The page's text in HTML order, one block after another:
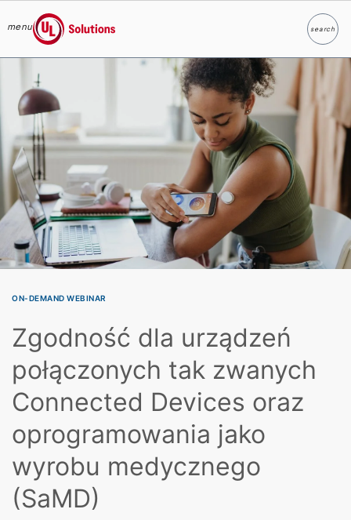
menu
UL Solutions
searchSearch
ON-DEMAND WEBINAR
Zgodność dla urządzeń
połączonych tak zwanych
Connected Devices oraz
oprogramowania jako
wyrobu medycznego
(SaMD)